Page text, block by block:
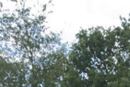
en naar
de inhoud
gaan